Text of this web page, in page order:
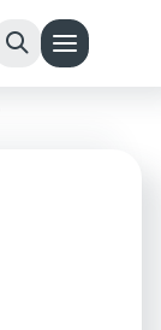
search menu